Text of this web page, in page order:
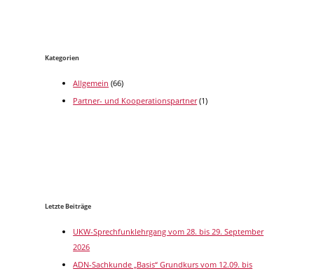
Kategorien
Allgemein (66)
Partner- und Kooperationspartner(1)
Letzte Beiträge
UKW-Sprechfunklehrgang vom 28. bis 29. September
2026
ADN-Sachkunde „Basis“ Grundkurs vom 12.09. bis